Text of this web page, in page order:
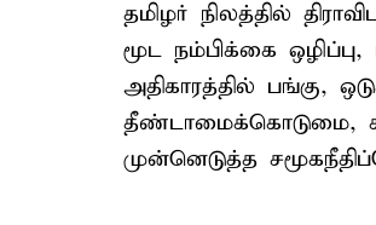
தமிழர் நிலத்தில்
மூட நம்பிக்கை ஒழிப்பு,
அதிகாரத்தில் பங்கு,
தீண்டாமைக்கொடுமை,
முன்னெடுத்த